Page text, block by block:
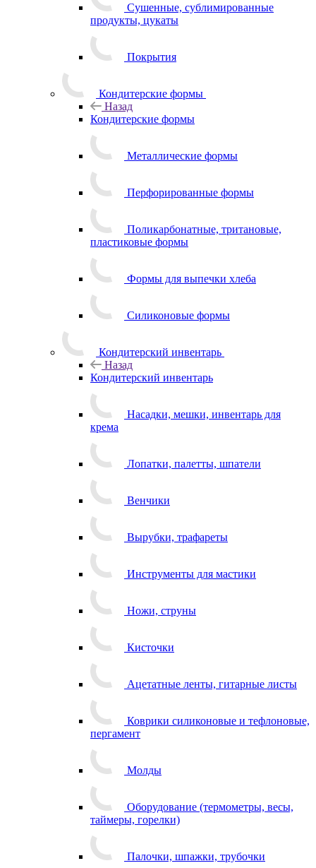
Сушенные, сублимированные
продукты, цукаты
Покрытия
Кондитерские формы
Назад
Кондитерские формы
Металлические формы
Перфорированные формы
Поликарбонатные, тритановые,
пластиковые формы
Формы для выпечки хлеба
Силиконовые формы
Кондитерский инвентарь
Назад
Кондитерский инвентарь
Насадки, мешки, инвентарь для
крема
Лопатки, палетты, шпатели
Венчики
Вырубки, трафареты
Инструменты для мастики
Ножи, струны
Кисточки
Ацетатные ленты, гитарные листы
Коврики силиконовые и тефлоновые,
пергамент
Молды
Оборудование (термометры, весы,
таймеры, горелки)
Палочки, шпажки, трубочки